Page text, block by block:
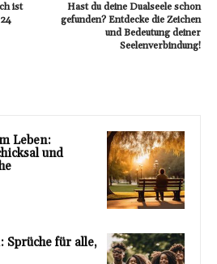
ist
Hast du deine Dualseele schon
gefunden? Entdecke die Zeichen
und Bedeutung deiner
Seelenverbindung!
Leben:
und
für alle,